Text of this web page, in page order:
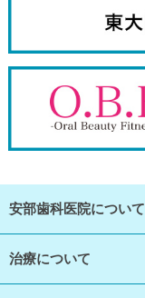
安部歯科医院について
治療について